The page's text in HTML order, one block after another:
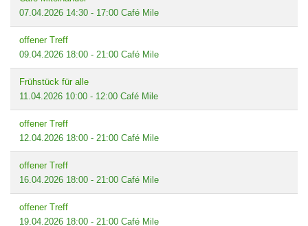
07.04.2026 14:30 - 17:00 Café Mile
offener Treff
09.04.2026 18:00 - 21:00 Café Mile
Frühstück für alle
11.04.2026 10:00 - 12:00 Café Mile
offener Treff
12.04.2026 18:00 - 21:00 Café Mile
offener Treff
16.04.2026 18:00 - 21:00 Café Mile
offener Treff
19.04.2026 18:00 - 21:00 Café Mile